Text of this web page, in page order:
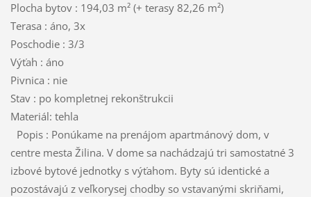
Plocha bytov : 194,03 m² (+ terasy 82,26 m²)
Terasa : áno, 3x
Poschodie : 3/3
Výťah : áno
Pivnica : nie
Stav : po kompletnej rekonštrukcii
Materiál: tehla
Popis : Ponúkame na prenájom apartmánový dom, v
centre mesta Žilina. V dome sa nachádzajú tri samostatné 3
izbové bytové jednotky s výťahom. Byty sú identické a
pozostávajú z veľkorysej chodby so vstavanými skriňami,